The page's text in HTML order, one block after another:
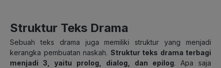
Struktur Teks Drama
Sebuah teks drama juga memiliki struktur yang menjadi
kerangka pembuatan naskah. Struktur teks drama terbagi
menjadi 3, yaitu prolog, dialog, dan epilog. Apa saja